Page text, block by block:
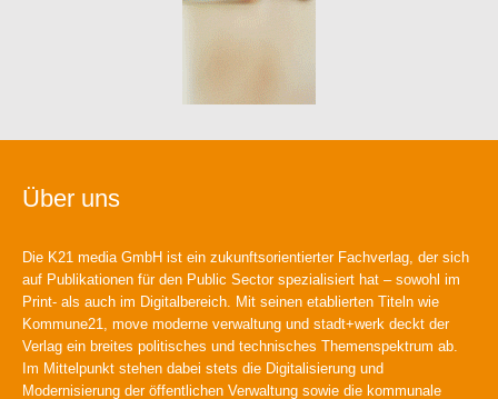
Über uns
Die K21 media GmbH ist ein zukunftsorientierter Fachverlag, der sich
auf Publikationen für den Public Sector spezialisiert hat – sowohl im
Print- als auch im Digitalbereich. Mit seinen etablierten Titeln wie
Kommune21, move moderne verwaltung und stadt+werk deckt der
Verlag ein breites politisches und technisches Themenspektrum ab.
Im Mittelpunkt stehen dabei stets die Digitalisierung und
Modernisierung der öffentlichen Verwaltung sowie die kommunale